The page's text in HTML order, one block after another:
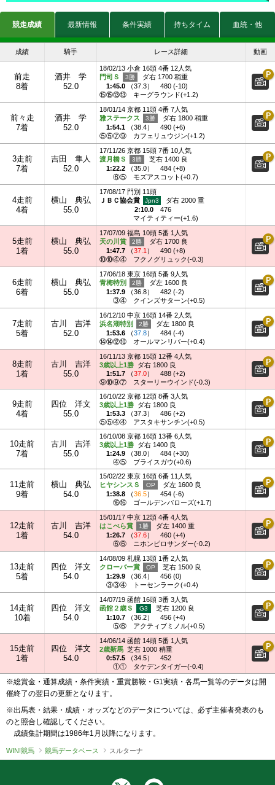
競走成績 最新情報 条件実績 持ちタイム 血統・他
成績 騎手 レース詳細 動画
前走
8着
酒井 学
52.0
18/02/13 小倉 16頭 4番 12人気
門司Ｓ
ダ右 1700 稍重
1:45.0 （37.3）
480 (-10)
⑮⑮⑬⑬
キーグラウンド(+1.2)
前々走
7着
酒井 学
52.0
18/01/14 京都 11頭 4番 7人気
雅ステークス
ダ右 1800 稍重
1:54.1 （38.4）
490 (+6)
⑤⑤⑦⑨
カフェリュウジン(+1.2)
3走前
7着
吉田 隼人
52.0
17/11/26 京都 15頭 7番 10人気
渡月橋Ｓ
芝右 1400 良
1:22.2 （35.0）
484 (+8)
⑥⑤
モズアスコット(+0.7)
4走前
4着
横山 典弘
55.0
17/08/17 門別 11頭
ＪＢＣ協会賞
ダ右 2000 重
2:10.0
476
マイティティー(+1.6)
5走前
1着
横山 典弘
55.0
17/07/09 福島 10頭 5番 1人気
天の川賞
ダ右 1700 良
1:47.7 （37.1 ）
490 (+8)
⑩⑩④④
フクノグリュック(-0.3)
6走前
6着
横山 典弘
55.0
17/06/18 東京 16頭 5番 9人気
青梅特別
ダ左 1600 良
1:37.9 （36.8）
482 (-2)
③④
クインズサターン(+0.5)
7走前
5着
古川 吉洋
52.0
16/12/10 中京 16頭 14番 2人気
浜名湖特別
ダ左 1800 良
1:53.6 （37.8）
484 (-4)
⑭⑭⑫⑩
オールマンリバー(+0.4)
8走前
1着
古川 吉洋
55.0
16/11/13 京都 15頭 12番 4人気
3歳以上1勝 ダ右 1800 良
1:51.7 （37.0）
488 (+2)
⑨⑩⑨⑦
スターリーウインド(-0.3)
9走前
4着
四位 洋文
55.0
16/10/22 京都 12頭 8番 3人気
3歳以上1勝 ダ右 1800 良
1:53.3 （37.3）
486 (+2)
⑤⑤④④
アスタキサンチン(+0.5)
10走前
7着
古川 吉洋
55.0
16/10/08 京都 16頭 13番 6人気
3歳以上1勝 ダ右 1400 良
1:24.9 （38.0）
484 (+30)
④⑤
ブライスガウ(+0.6)
11走前
9着
横山 典弘
54.0
15/02/22 東京 16頭 6番 11人気
ヒヤシンスＳ
ダ左 1600 良
1:38.8 （36.5）
454 (-6)
⑯⑯
ゴールデンバローズ(+1.7)
12走前
1着
古川 吉洋
54.0
15/01/17 中京 12頭 4番 4人気
はこべら賞
ダ左 1400 重
1:26.7 （37.6）
460 (+4)
⑥⑥
ニホンピロサンダー(-0.2)
13走前
5着
四位 洋文
54.0
14/08/09 札幌 13頭 1番 2人気
クローバー賞
芝右 1500 良
1:29.9 （36.4）
456 (0)
③③④
トーセンラーク(+0.4)
14走前
10着
四位 洋文
54.0
14/07/19 函館 16頭 3番 3人気
函館２歳Ｓ
芝右 1200 良
1:10.7 （36.2）
456 (+4)
⑤⑥
アクティブミノル(+0.5)
15走前
1着
四位 洋文
54.0
14/06/14 函館 14頭 5番 1人気
2歳新馬 芝右 1000 稍重
0:57.5 （34.5）
452
①①
タケデンタイガー(-0.4)
※総賞金・通算成績・条件実績・重賞勝鞍・G1実績・各馬一覧等のデータは開
催終了の翌日の更新となります。
※出馬表・結果・成績・オッズなどのデータについては、必ず主催者発表のも
のと照合し確認してください。
成績集計期間は1986年1月以降になります。
WIN!競馬 競馬データベース スルターナ